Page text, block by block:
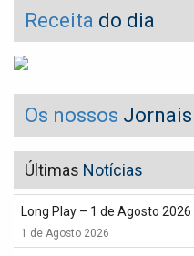
Receita do dia
Os nossos Jornais
Últimas Notícias
Long Play – 1 de Agosto 2026
1 de Agosto 2026